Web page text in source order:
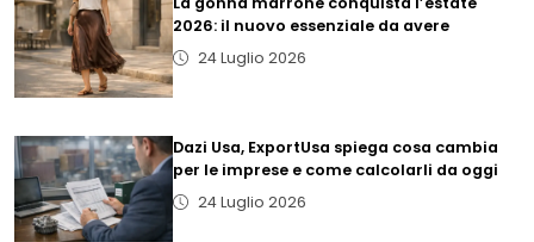
2026: il nuovo essenziale da avere
24 Luglio 2026
Dazi Usa, ExportUsa spiega cosa cambia
per le imprese e come calcolarli da oggi
24 Luglio 2026